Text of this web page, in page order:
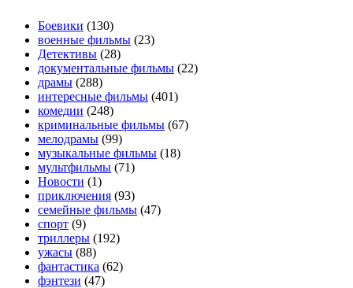
Боевики (130)
военные фильмы (23)
Детективы (28)
документальные фильмы (22)
драмы (288)
интересные фильмы (401)
комедии (248)
криминальные фильмы (67)
мелодрамы (99)
музыкальные фильмы (18)
мультфильмы (71)
Новости (1)
приключения (93)
семейные фильмы (47)
спорт (9)
триллеры (192)
ужасы (88)
фантастика (62)
фэнтези (47)